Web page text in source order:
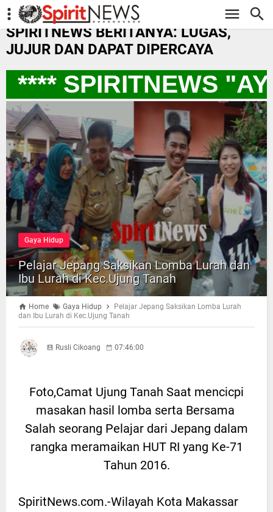
-->
SPIRITNEWS BERITANYA: LUGAS,
JUJUR DAN DAPAT DIPERCAYA
SPIRITNEWS
Gaya Hidup
Pelajar Jepang Saksikan Lomba Lurah dan
Ibu Lurah di Kec.Ujung Tanah
Home Gaya Hidup
Pelajar Jepang Saksikan Lomba Lurah
dan Ibu Lurah di Kec.Ujung Tanah
Rusli Cikoang 07:46:00
Foto,Camat Ujung Tanah Saat mencicpi
masakan hasil lomba serta Bersama
Salah seorang Pelajar dari Jepang dalam
rangka meramaikan HUT RI yang Ke-71
Tahun 2016.
SpiritNews.com.-Wilayah Kota Makassar